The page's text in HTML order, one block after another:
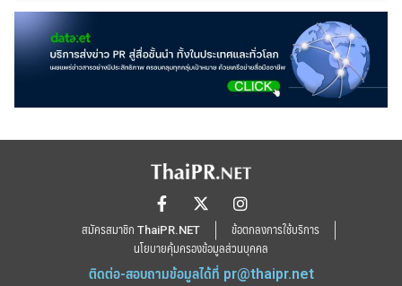
สมัครสมาชิก ThaiPR.NET
ข้อตกลงการใช้บริการ
นโยบายคุ้มครองข้อมูลส่วนบุคคล
ติดต่อ-สอบถามข้อมูลได้ที่ pr@thaipr.net